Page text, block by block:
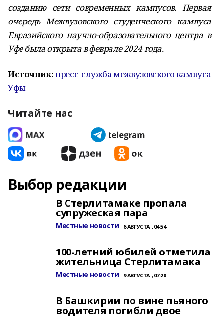
созданию сети современных кампусов. Первая
очередь Межвузовского студенческого кампуса
Евразийского научно-образовательного центра в
Уфе была открыта в феврале 2024 года.
Источник:пресс-служба межвузовского кампуса
Уфы
Читайте нас
Выбор редакции
В Стерлитамаке пропала
супружеская пара
Местные новости 6 АВГУСТА , 04:54
100-летний юбилей отметила
жительница Стерлитамака
Местные новости 9 АВГУСТА , 07:28
В Башкирии по вине пьяного
водителя погибли двое